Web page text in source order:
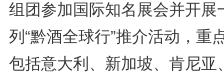
组团参加国际知名展会并开展
列“黔酒全球行”推介活动，重
包括意大利、新加坡、肯尼亚